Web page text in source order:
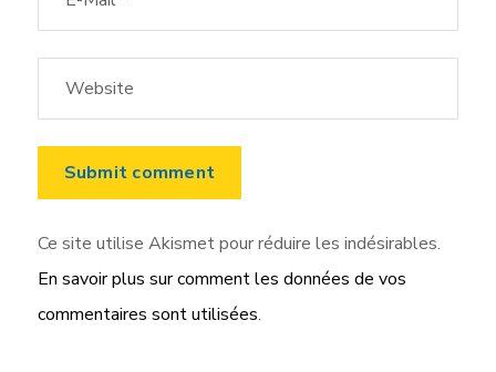
Ce site utilise Akismet pour réduire les indésirables.
En savoir plus sur comment les données de vos
commentaires sont utilisées.